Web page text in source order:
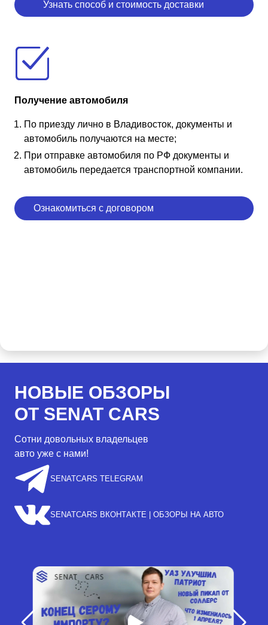
Узнать способ и стоимость доставки
Получение автомобиля
По приезду лично в Владивосток, документы и
автомобиль получаются на месте;
При отправке автомобиля по РФ документы и
автомобиль передается транспортной компании.
Ознакомиться с договором
НОВЫЕ ОБЗОРЫ
ОТ SENAT CARS
Сотни довольных владельцев
авто уже с нами!
SENATCARS TELEGRAM
SENATCARS ВКОНТАКТЕ | ОБЗОРЫ НА АВТО